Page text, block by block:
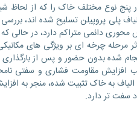
پنج نوع مختلف خاک را که از لحاظ
پلی پروپیلن تسلیح شده اند،
محوری دائمی متراکم دارد، در
مرحله چرخه ای بر ویژگی های
شده بدون حضور و پس از
افزایش مقاومت فشاری و سفتی
به خاک تثبیت شده، منجر به
سفت تر دارد.